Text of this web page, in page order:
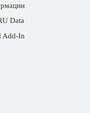
Data
Add-In